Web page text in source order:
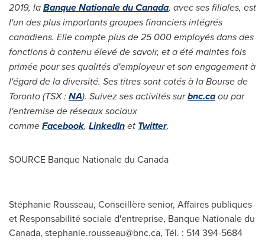
2019, laBanque Nationale duCanada, avec ses filiales, est
l'un des plus importants groupes financiers intégrés
canadiens. Elle compte plus de 25 000 employés dans des
fonctions à contenu élevé de savoir, et a été maintes fois
primée pour ses qualités d'employeur et son engagement à
l'égard de la diversité. Ses titres sont cotés à la Bourse de
Toronto(TSX :NA). Suivez ses activités surbnc.caou par
l'entremise de réseaux sociaux
commeFacebook, LinkedInet Twitter.
SOURCE Banque Nationale du Canada
Stéphanie Rousseau, Conseillère senior, Affaires publiques
et Responsabilité sociale d'entreprise, Banque Nationale du
Canada, stephanie.rousseau@bnc.ca, Tél. : 514 394-5684